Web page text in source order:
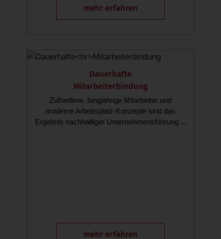
mehr erfahren
Dauerhafte
Mitarbeiterbindung
Zufriedene, langjährige Mitarbeiter und
moderne Arbeitsplatz-Konzepte sind das
Ergebnis nachhaltiger Unternehmensführung ...
mehr erfahren